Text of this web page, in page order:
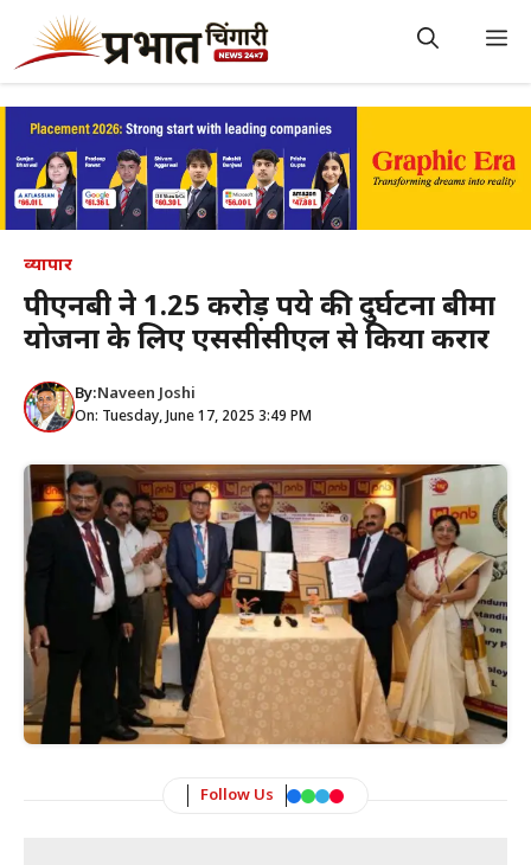
content
व्यापार
पीएनबी ने 1.25 करोड़ रूपये की दुर्घटना बीमा
योजना के लिए एससीसीएल से किया करार
By:Naveen Joshi
On: Tuesday, June 17, 2025 3:49 PM
Follow Us